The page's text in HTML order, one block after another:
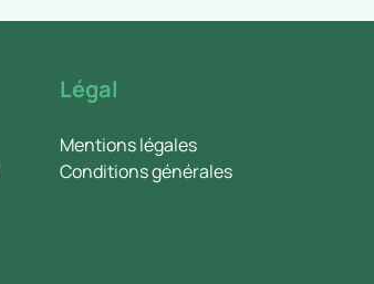
Légal
Mentions légales
Conditions générales